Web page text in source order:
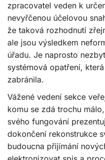
zpracovatel veden k
nevyřčenou účelovou
že taková rozhodnutí
ale jsou výsledkem
úřadu. Je naprosto
systémová opatření,
zabránila.
Vážené vedení sekce
komu se zdá trochu
svého fungování
dokončení rekonstrukce
budoucna přijímání